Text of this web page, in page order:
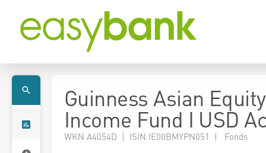
Guinness Asian Equity
Income Fund I USD
WKN A4054D | ISIN IE00BMYPN051 | Fonds